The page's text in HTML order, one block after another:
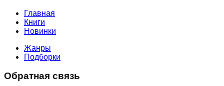
Главная
Книги
Новинки
Жанры
Подборки
Обратная связь